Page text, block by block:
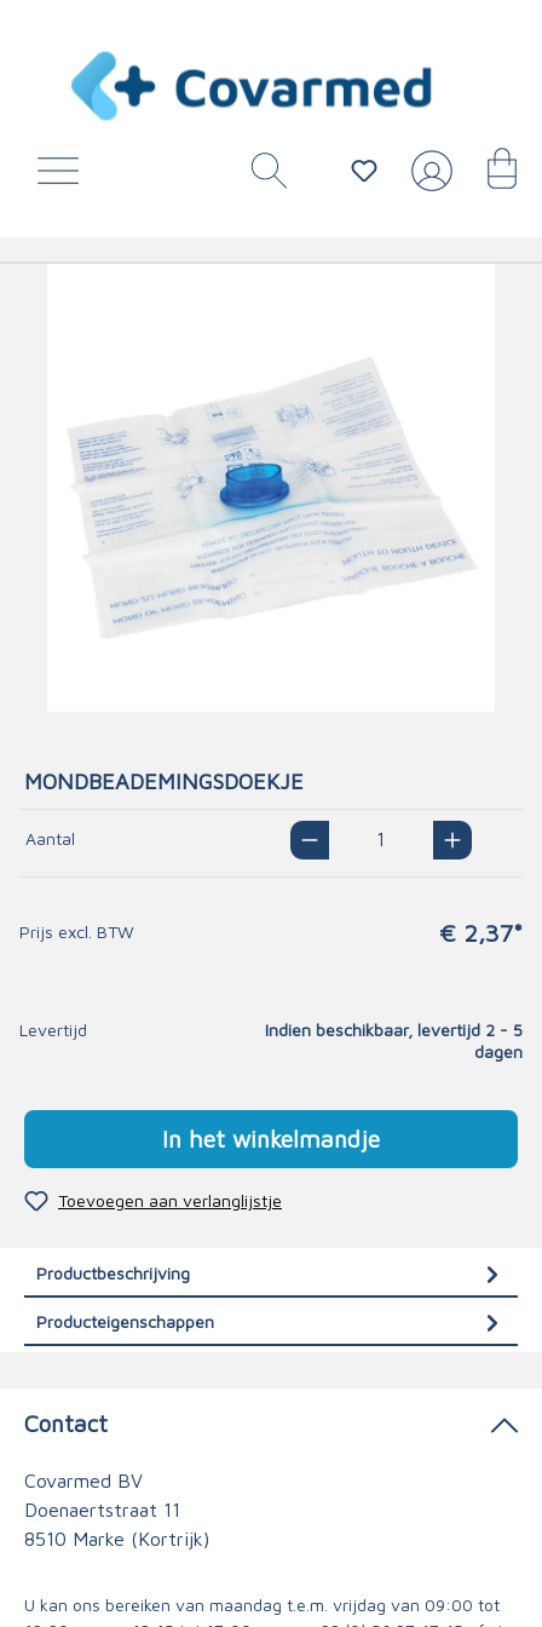
MONDBEADEMINGSDOEKJE
Aantal
Prijs excl. BTW € 2,37*
Levertijd
Indien beschikbaar, levertijd 2 - 5
dagen
In het winkelmandje
Toevoegen aan verlanglijstje
Productbeschrijving
Producteigenschappen
Contact
Covarmed BV
Doenaertstraat 11
8510 Marke (Kortrijk)
U kan ons bereiken van maandag t.e.m. vrijdag van 09:00 tot